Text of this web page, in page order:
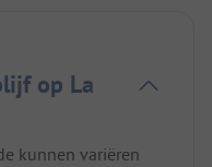
op La
kunnen variëren